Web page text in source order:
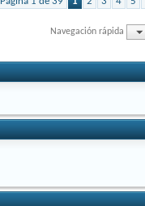
Navegación rápida